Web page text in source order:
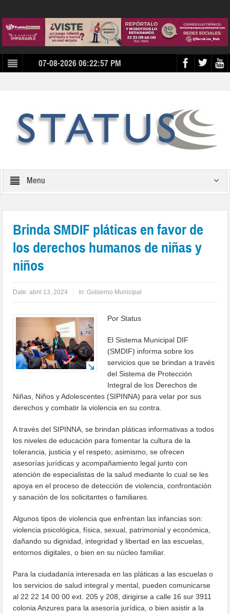
07-08-2026 06:22:57 PM
Menu
Brinda SMDIF pláticas en favor de
los derechos humanos de niñas y
niños
Date:abril 13, 2024 in:Gobierno Municipal
Por Status
El Sistema Municipal DIF
(SMDIF) informa sobre los
servicios que se brindan a través
del Sistema de Protección
Integral de los Derechos de
Niñas, Niños y Adolescentes (SIPINNA) para velar por sus
derechos y combatir la violencia en su contra.
A través del SIPINNA, se brindan pláticas informativas a todos
los niveles de educación para fomentar la cultura de la
tolerancia, justicia y el respeto; asimismo, se ofrecen
asesorías jurídicas y acompañamiento legal junto con
atención de especialistas de la salud mediante lo cual se les
apoya en el proceso de detección de violencia, confrontación
y sanación de los solicitantes o familiares.
Algunos tipos de violencia que enfrentan las infancias son:
violencia psicológica, física, sexual, patrimonial y económica,
dañando su dignidad, integridad y libertad en las escuelas,
entornos digitales, o bien en su núcleo familiar.
Para la ciudadanía interesada en las pláticas a las escuelas o
los servicios de salud integral y mental, pueden comunicarse
al 22 22 14 00 00 ext. 205 y 208, dirigirse a calle 16 sur 3911
colonia Anzures para la asesoría jurídica, o bien asistir a la